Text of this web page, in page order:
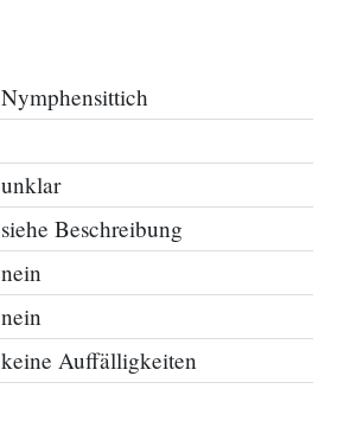
Nymphensittich
unklar
siehe Beschreibung
nein
nein
keine Auffälligkeiten